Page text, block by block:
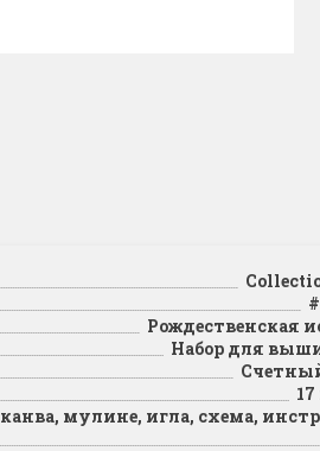
Рождественская
Набор для
канва, мулине, игла, схема,